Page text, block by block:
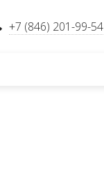
+7 (846) 201-99-54